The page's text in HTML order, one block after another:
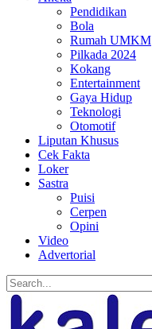
Pendidikan
Bola
Rumah UMKM
Pilkada 2024
Kokang
Entertainment
Gaya Hidup
Teknologi
Otomotif
Liputan Khusus
Cek Fakta
Loker
Sastra
Puisi
Cerpen
Opini
Video
Advertorial